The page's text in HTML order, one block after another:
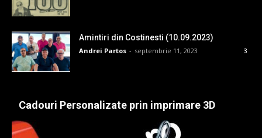
Amintiri din Costinesti (10.09.2023)
Andrei Partos - septembrie 11, 2023 3
Cadouri Personalizate prin imprimare 3D